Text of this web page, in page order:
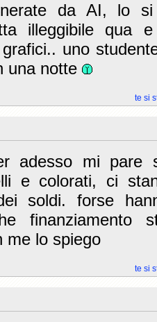
da AI, lo
illeggibile qua
uno
una notte
te si
adesso mi pare
e colorati, ci
soldi. forse
finanziamento
me lo spiego
te si